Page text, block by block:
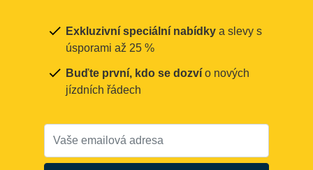
Exkluzivní speciální nabídky a slevy s
úsporami až 25 %
Buďte první, kdo se dozví o nových
jízdních řádech